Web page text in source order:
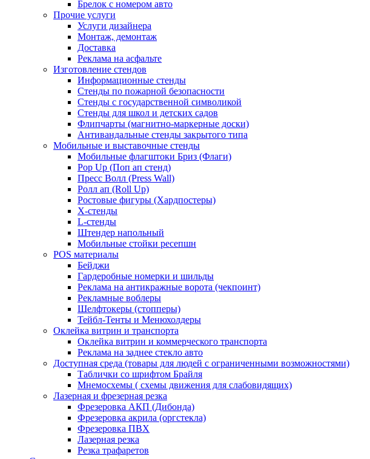
Брелок с номером авто
Прочие услуги
Услуги дизайнера
Монтаж, демонтаж
Доставка
Реклама на асфальте
Изготовление стендов
Информационные стенды
Стенды по пожарной безопасности
Стенды с государственной символикой
Стенды для школ и детских садов
Флипчарты (магнитно-маркерные доски)
Антивандальные стенды закрытого типа
Мобильные и выставочные стенды
Мобильные флагштоки Бриз (Флаги)
Pop Up (Поп ап стенд)
Пресс Волл (Press Wall)
Ролл ап (Roll Up)
Ростовые фигуры (Хардпостеры)
X-стенды
L-стенды
Штендер напольный
Мобильные стойки ресепшн
POS материалы
Бейджи
Гардеробные номерки и шильды
Реклама на антикражные ворота (чекпоинт)
Рекламные воблеры
Шелфтокеры (стопперы)
Тейбл-Тенты и Менюхолдеры
Оклейка витрин и транспорта
Оклейка витрин и коммерческого транспорта
Реклама на заднее стекло авто
Доступная среда (товары для людей с ограниченными возможностями)
Таблички со шрифтом Брайля
Мнемосхемы ( схемы движения для слабовидящих)
Лазерная и фрезерная резка
Фрезеровка АКП (Дибонда)
Фрезеровка акрила (оргстекла)
Фрезеровка ПВХ
Лазерная резка
Резка трафаретов